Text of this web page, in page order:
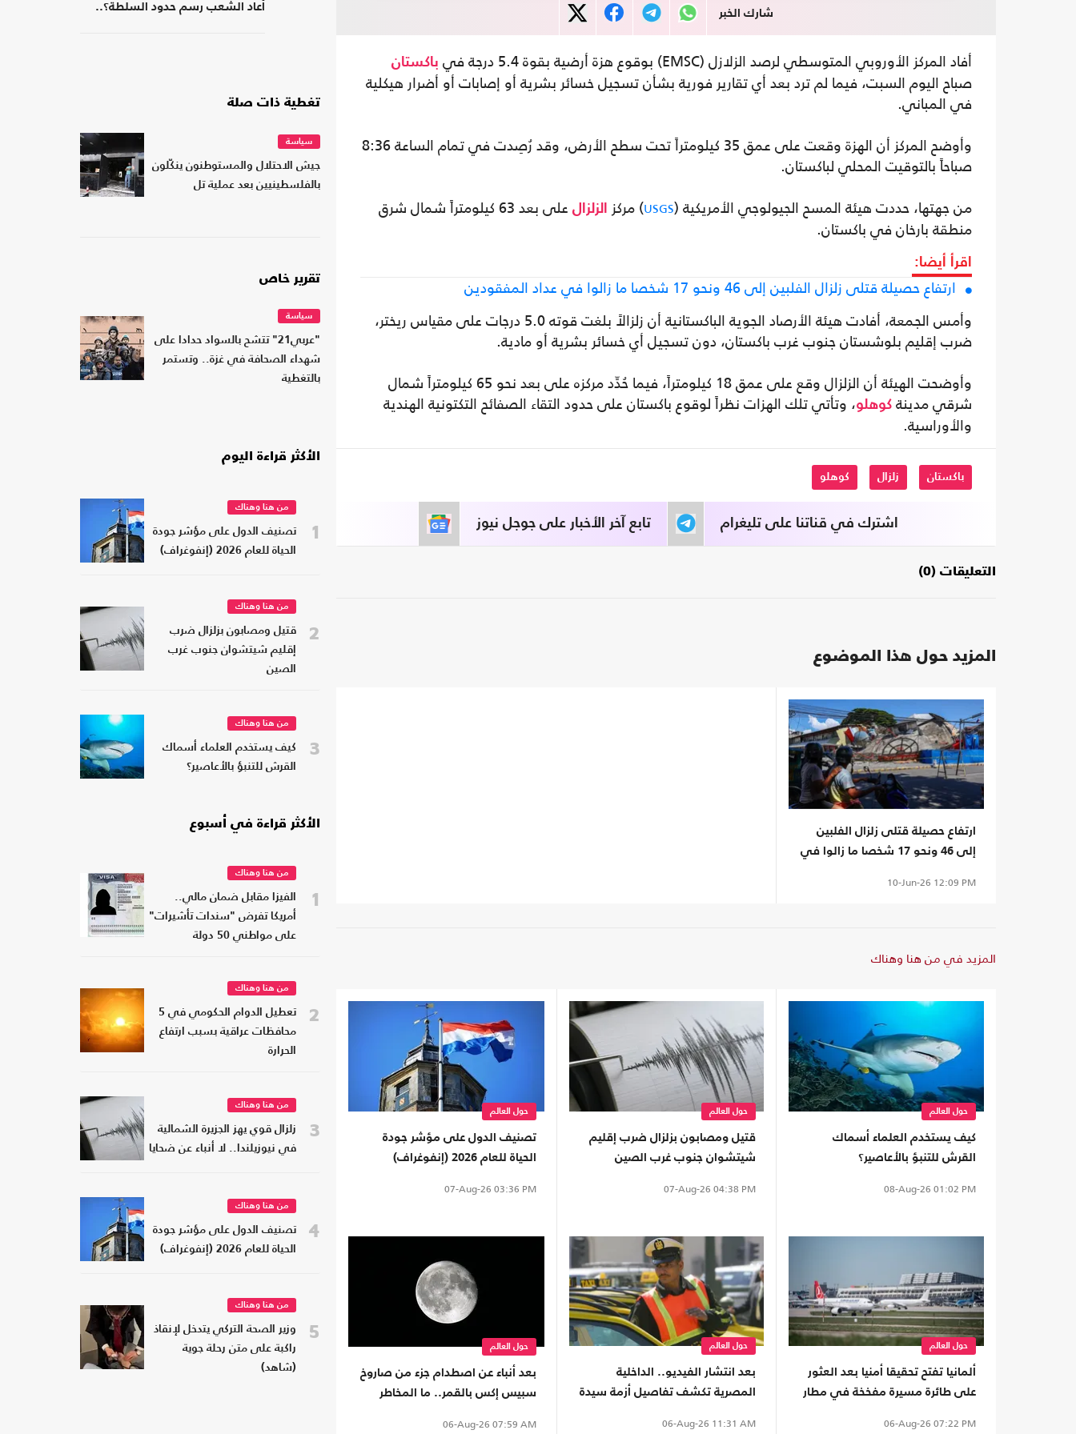
شارك الخبر
أفاد المركز الأوروبي المتوسطي لرصد الزلازل (EMSC) بوقوع هزة أرضية بقوة 5.4 درجة في باكستان
صباح اليوم السبت، فيما لم ترد بعد أي تقارير فورية بشأن تسجيل خسائر بشرية أو إصابات أو أضرار هيكلية
في المباني.
وأوضح المركز أن الهزة وقعت على عمق 35 كيلومتراً تحت سطح الأرض، وقد رُصِدت في تمام الساعة 8:36
صباحاً بالتوقيت المحلي لباكستان.
من جهتها، حددت هيئة المسح الجيولوجي الأمريكية (USGS) مركز الزلزال
على بعد 63 كيلومتراً شمال شرق
منطقة بارخان في باكستان.
اقرأ أيضا:
ارتفاع حصيلة قتلى زلزال الفلبين إلى 46 ونحو 17 شخصا ما زالوا في عداد المفقودين
وأمس الجمعة، أفادت هيئة الأرصاد الجوية الباكستانية أن زلزالاً بلغت قوته 5.0 درجات على مقياس ريختر،
ضرب إقليم بلوشستان جنوب غرب باكستان، دون تسجيل أي خسائر بشرية أو مادية.
وأوضحت الهيئة أن الزلزال وقع على عمق 18 كيلومتراً، فيما حُدِّد مركزه على بعد نحو 65 كيلومتراً شمال
شرقي مدينة كوهلو، وتأتي تلك الهزات نظراً لوقوع باكستان على حدود التقاء الصفائح التكتونية الهندية
والأوراسية.
باكستان زلزال كوهلو
تابع آخر الأخبار على جوجل نيوز اشترك في قناتنا على تليغرام
التعليقات (0)
المزيد حول هذا الموضوع
ارتفاع حصيلة قتلى زلزال الفلبين
إلى 46 ونحو 17 شخصا ما زالوا في
10-Jun-26 12:09 PM
المزيد في من هنا وهناك
حول العالم
كيف يستخدم العلماء أسماك
القرش للتنبؤ بالأعاصير؟
08-Aug-26 01:02 PM
حول العالم
قتيل ومصابون بزلزال ضرب إقليم
شيتشوان جنوب غرب الصين
07-Aug-26 04:38 PM
حول العالم
تصنيف الدول على مؤشر جودة
الحياة للعام 2026 (إنفوغراف)
07-Aug-26 03:36 PM
حول العالم
ألمانيا تفتح تحقيقا أمنيا بعد العثور
على طائرة مسيرة مفخخة في مطار
06-Aug-26 07:22 PM
حول العالم
بعد انتشار الفيديو.. الداخلية
المصرية تكشف تفاصيل أزمة سيدة
06-Aug-26 11:31 AM
حول العالم
بعد أنباء عن اصطدام جزء من صاروخ
سبيس إكس بالقمر.. ما المخاطر
06-Aug-26 07:59 AM
أعاد الشعب رسم حدود السلطة؟..
تغطية ذات صلة
سياسة
جيش الاحتلال والمستوطنون ينكّلون
بالفلسطينيين بعد عملية تل
تقرير خاص
سياسة
"عربي21" تتشح بالسواد حدادا على
شهداء الصحافة في غزة.. وتستمر
بالتغطية
الأكثر قراءة اليوم
1
من هنا وهناك
تصنيف الدول على مؤشر جودة
الحياة للعام 2026 (إنفوغراف)
2
من هنا وهناك
قتيل ومصابون بزلزال ضرب
إقليم شيتشوان جنوب غرب
الصين
3
من هنا وهناك
كيف يستخدم العلماء أسماك
القرش للتنبؤ بالأعاصير؟
الأكثر قراءة في أسبوع
1
من هنا وهناك
الفيزا مقابل ضمان مالي..
أمريكا تفرض "سندات تأشيرات"
على مواطني 50 دولة
2
من هنا وهناك
تعطيل الدوام الحكومي في 5
محافظات عراقية بسبب ارتفاع
الحرارة
3
من هنا وهناك
زلزال قوي يهز الجزيرة الشمالية
في نيوزيلندا.. لا أنباء عن ضحايا
4
من هنا وهناك
تصنيف الدول على مؤشر جودة
الحياة للعام 2026 (إنفوغراف)
5
من هنا وهناك
وزير الصحة التركي يتدخل لإنقاذ
راكبة على متن رحلة جوية
(شاهد)